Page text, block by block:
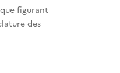
figurant
des